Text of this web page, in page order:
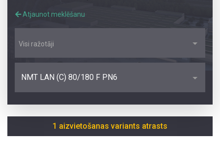
Atjaunot meklēšanu
Visi ražotāji
NMT LAN (C) 80/180 F PN6
1 aizvietošanas variants atrasts